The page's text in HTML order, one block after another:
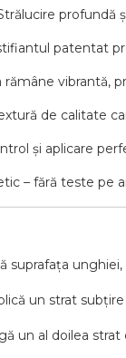
profundă
patentat
rămâne vibrantă,
de calitate
și aplicare
– fără teste pe
suprafața
un strat
un al doilea